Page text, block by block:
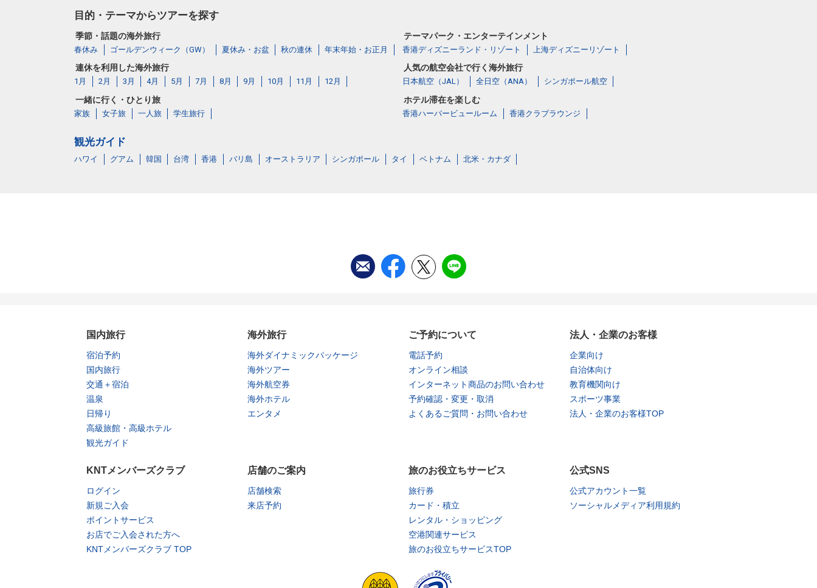
目的・テーマからツアーを探す
季節・話題の海外旅行
春休み ゴールデンウィーク（GW） 夏休み・お盆 秋の連休 年末年始・お正月
連休を利用した海外旅行
1月 2月 3月 4月 5月 7月 8月 9月 10月 11月 12月
一緒に行く・ひとり旅
家族 女子旅 一人旅 学生旅行
テーマパーク・エンターテインメント
香港ディズニーランド・リゾート 上海ディズニーリゾート
人気の航空会社で行く海外旅行
日本航空（JAL） 全日空（ANA） シンガポール航空
ホテル滞在を楽しむ
香港ハーバービュールーム 香港クラブラウンジ
観光ガイド
ハワイ グアム 韓国 台湾 香港 バリ島 オーストラリア シンガポール タイ ベトナム 北米・カナダ
国内旅行
宿泊予約
国内旅行
交通＋宿泊
温泉
日帰り
高級旅館・高級ホテル
観光ガイド
海外旅行
海外ダイナミックパッケージ
海外ツアー
海外航空券
海外ホテル
エンタメ
ご予約について
電話予約
オンライン相談
インターネット商品のお問い合わせ
予約確認・変更・取消
よくあるご質問・お問い合わせ
法人・企業のお客様
企業向け
自治体向け
教育機関向け
スポーツ事業
法人・企業のお客様TOP
KNTメンバーズクラブ
ログイン
新規ご入会
ポイントサービス
お店でご入会された方へ
KNTメンバーズクラブ TOP
店舗のご案内
店舗検索
来店予約
旅のお役立ちサービス
旅行券
カード・積立
レンタル・ショッピング
空港関連サービス
旅のお役立ちサービスTOP
公式SNS
公式アカウント一覧
ソーシャルメディア利用規約